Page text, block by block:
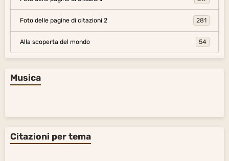
Foto delle pagine di citazioni 317
Foto delle pagine di citazioni 2